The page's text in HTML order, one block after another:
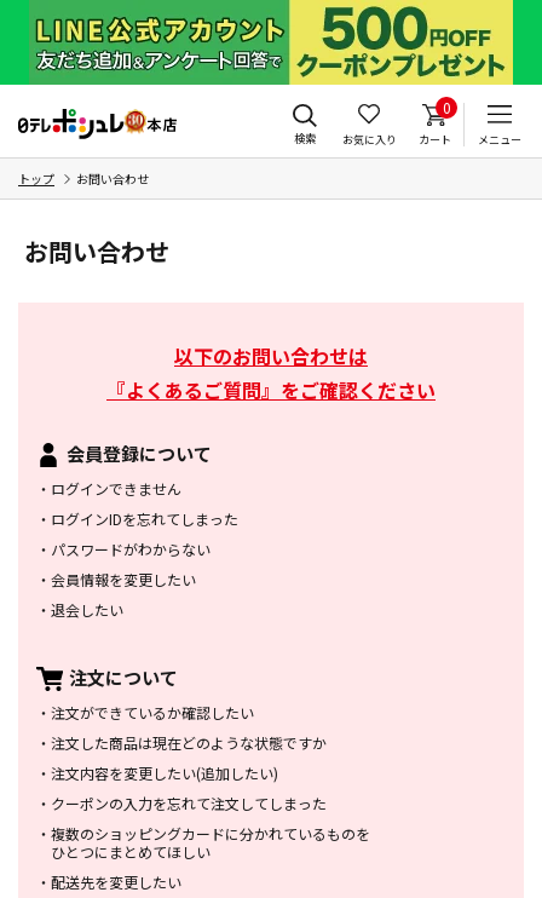
検索 お気に入り
0
カート メニュー
トップ お問い合わせ
お問い合わせ
以下のお問い合わせは
『よくあるご質問』をご確認ください
会員登録について
・ ログインできません
・ ログインIDを忘れてしまった
・ パスワードがわからない
・ 会員情報を変更したい
・ 退会したい
注文について
・ 注文ができているか確認したい
・ 注文した商品は現在どのような状態ですか
・ 注文内容を変更したい(追加したい)
・ クーポンの入力を忘れて注文してしまった
・ 複数のショッピングカードに分かれているものを
ひとつにまとめてほしい
・ 配送先を変更したい